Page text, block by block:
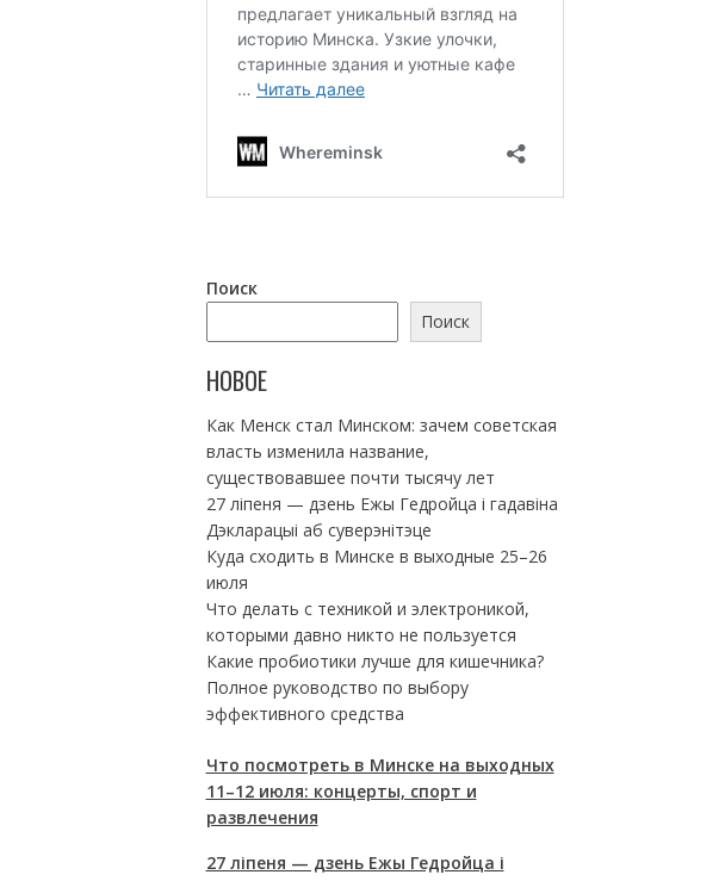
Поиск
Поиск
НОВОЕ
Как Менск стал Минском: зачем советская
власть изменила название,
существовавшее почти тысячу лет
27 ліпеня — дзень Ежы Гедройца і гадавіна
Дэкларацыі аб суверэнітэце
Куда сходить в Минске в выходные 25–26
июля
Что делать с техникой и электроникой,
которыми давно никто не пользуется
Какие пробиотики лучше для кишечника?
Полное руководство по выбору
эффективного средства
Что посмотреть в Минске на выходных
11–12 июля: концерты, спорт и
развлечения
27 ліпеня — дзень Ежы Гедройца і